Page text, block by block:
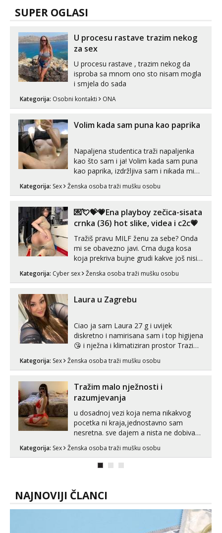
SUPER OGLASI
U procesu rastave trazim nekog
za sex
U procesu rastave , trazim nekog da
isproba sa mnom ono sto nisam mogla
i smjela do sada
Kategorija: Osobni kontakti ONA
Volim kada sam puna kao paprika
Napaljena studentica traži napaljenka
kao što sam i ja! Volim kada sam puna
kao paprika, izdržljiva sam i nikada mi
puta dnevno bilo kad i bilo gdje zato se
link ispod i nadji me tamo, cekam te!
Kategorija: Sex Ženska osoba traži mušku osobu
💌💘💝💗Ena playboy zečica-sisata
crnka (36) hot slike, videa i c2c💗
Tražiš pravu MILF ženu za sebe? Onda
mi se obavezno javi. Crna duga kosa
koja prekriva bujne grudi kakve još nisi
vidio, čista ŠESTICA! A usne? O usnama
bolje da ni ne pričam. Prave pune usne
vjeruj mi, takve još nisi vidio. Uvijek sam
spremna za ONLOINE zabavu...
Kategorija: Cyber sex Ženska osoba traži mušku osobu
Laura u Zagrebu
Ciao ja sam Laura 27 g i uvijek
diskretno i namirisana sam i top higijena
😘 i nježna i klimatiziran prostor Trazim
Pusenje i gutanje sperme Erotsko rublje
tijelu Iskljucivo neradim analni !!! I
neljubim se Wha...
Kategorija: Sex Ženska osoba traži mušku osobu
Tražim malo nježnosti i
razumjevanja
u dosadnoj vezi koja nema nikakvog
pocetka ni kraja,jednostavno sam
nesretna. sve dajem a nista ne dobivam
zadovoljiti moje potrebe,ne trazim puno
samo malo njeznosti i razumjevanja.
muskar...
Kategorija: Sex Ženska osoba traži mušku osobu
NAJNOVIJI ČLANCI